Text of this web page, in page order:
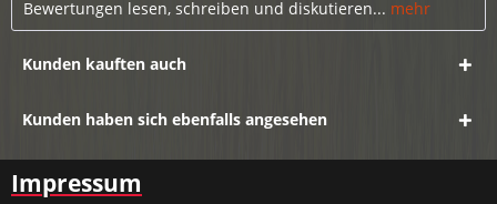
Bewertungen lesen, schreiben und diskutieren... mehr
Kunden kauften auch
Kunden haben sich ebenfalls angesehen
Impressum